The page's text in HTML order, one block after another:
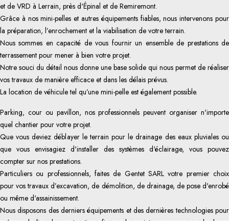
et de VRD à Lerrain, près d'Épinal et de Remiremont.
Grâce à nos mini-pelles et autres équipements fiables, nous intervenons pour
la préparation, l’enrochement et la viabilisation de votre terrain.
Nous sommes en capacité de vous fournir un ensemble de prestations de
terrassement pour mener à bien votre projet.
Notre souci du détail nous donne une base solide qui nous permet de réaliser
vos travaux de manière efficace et dans les délais prévus.
La location de véhicule tel qu’une mini-pelle est également possible.
Parking, cour ou pavillon, nos professionnels peuvent organiser n'importe
quel chantier pour votre projet.
Que vous deviez déblayer le terrain pour le drainage des eaux pluviales ou
que vous envisagiez d'installer des systèmes d'éclairage, vous pouvez
compter sur nos prestations.
Particuliers ou professionnels, faites de Gentet SARL votre premier choix
pour vos travaux d’excavation, de démolition, de drainage, de pose d'enrobé
ou même d'assainissement.
Nous disposons des derniers équipements et des dernières technologies pour